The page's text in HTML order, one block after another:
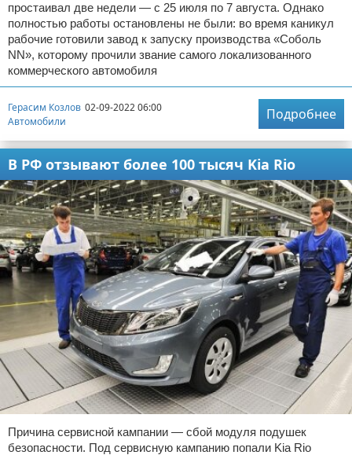
простаивал две недели — с 25 июля по 7 августа. Однако
полностью работы остановлены не были: во время каникул
рабочие готовили завод к запуску производства «Соболь
NN», которому прочили звание самого локализованного
коммерческого автомобиля
Герасим Козлов 02-09-2022 06:00
Автомобили
Подробнее
В РФ отзывают более 100 тысяч Kia Rio
Причина сервисной кампании — сбой модуля подушек
безопасности. Под сервисную кампанию попали Kia Rio